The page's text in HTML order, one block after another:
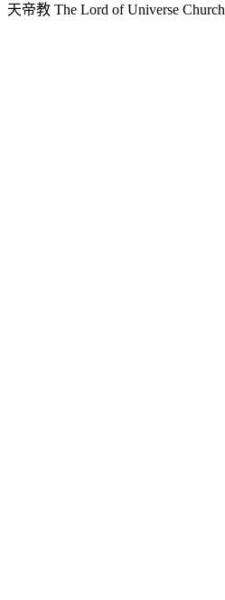
天人炁功院
天帝教 The Lord of Universe Church